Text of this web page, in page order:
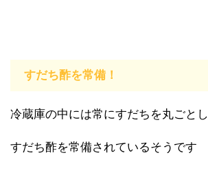
すだち酢を常備！
冷蔵庫の中には常にすだちを丸ごと
すだち酢を常備されているそうです